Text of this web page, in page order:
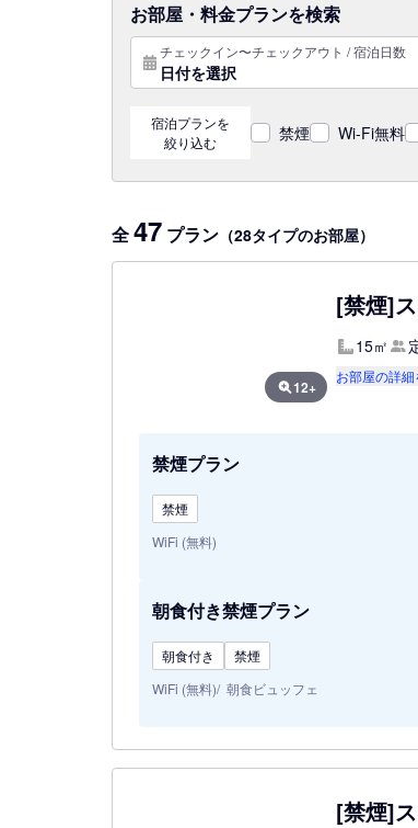
お部屋・料金プランを検索
チェックイン〜チェックアウト / 宿泊日数
日付を選択
宿泊プランを
絞り込む
禁煙 Wi-Fi無料
全47 プラン （28タイプのお部屋）
12+
[禁煙]
15㎡
お部屋の詳細
禁煙プラン
禁煙
WiFi (無料)
朝食付き禁煙プラン
朝食付き
禁煙
WiFi (無料) 朝食ビュッフェ
[禁煙]